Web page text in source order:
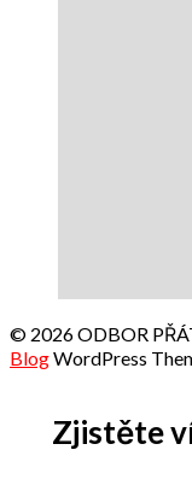
© 2026 ODBOR
BlogWordPress
Zjistěte